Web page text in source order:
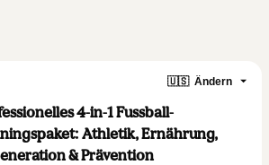
🇺🇸 Ändern
4-in-1 Fussball-
Athletik, Ernährung,
& Prävention